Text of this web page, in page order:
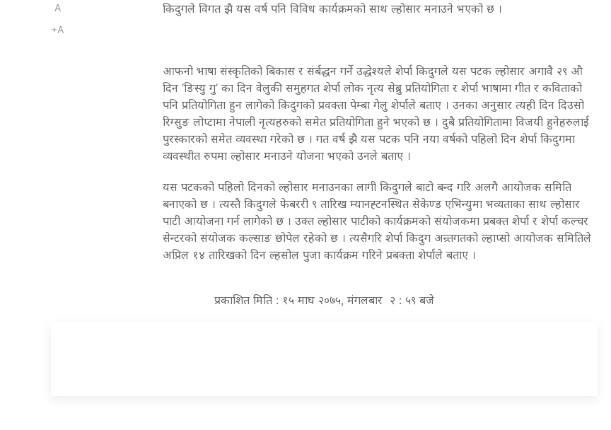
A
+A
किदुगले विगत झै यस वर्ष पनि विविध कार्यक्रमको साथ ल्होसार मनाउने भएको छ ।
आफनो भाषा संस्कृतिको बिकास र संर्बद्धन गर्ने उद्धेश्यले शेर्पा किदुगले यस पटक ल्होसार अगावै २९ औ
दिन ‘ङिस्यु गु’ का दिन वेलुकी समुहगत शेर्पा लोक नृत्य सेब्रु प्रतियोगिता र शेर्पा भाषामा गीत र कविताको
पनि प्रतियोगिता हुन लागेको किदुगको प्रवक्ता पेम्बा गेलु शेर्पाले बताए । उनका अनुसार त्यही दिन दिउसो
रिग्सुङ लोप्टामा नेपाली नृत्यहरुको समेत प्रतियोगिता हुने भएको छ । दुबै प्रतियोगितामा विजयी हुनेहरुलाई
पुरस्कारको समेत व्यवस्था गरेको छ । गत वर्ष झै यस पटक पनि नया वर्षको पहिलो दिन शेर्पा किदुगमा
व्यवस्थीत रुपमा ल्होसार मनाउने योजना भएको उनले बताए ।
यस पटकको पहिलो दिनको ल्होसार मनाउनका लागी किदुगले बाटो बन्द गरि अलगै आयोजक समिति
बनाएको छ । त्यस्तै किदुगले फेबररी ९ तारिख म्यानह्टनस्थित सेकेण्ड एभिन्युमा भव्यताका साथ ल्होसार
पाटी आयोजना गर्न लागेको छ । उक्त ल्होसार पाटीको कार्यक्रमको संयोजकमा प्रबक्त शेर्पा र शेर्पा कल्चर
सेन्टरको संयोजक कल्साङ छोपेल रहेको छ । त्यसैगरि शेर्पा किदुग अन्र्तगतको ल्हाप्सो आयोजक समितिले
अप्रिल १४ तारिखको दिन ल्हसोल पुजा कार्यक्रम गरिने प्रबक्ता शेर्पाले बताए ।
प्रकाशित मिति : १५ माघ २०७५, मंगलबार २ : ५९ बजे